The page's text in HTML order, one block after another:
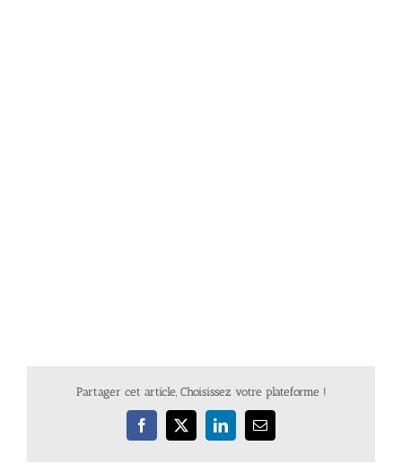
Partager cet article, Choisissez votre plateforme !
Facebook
X LinkedInEmail